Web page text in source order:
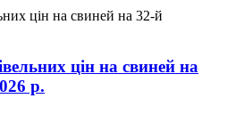
цін на свиней на 32-й
цін на свиней на
р.